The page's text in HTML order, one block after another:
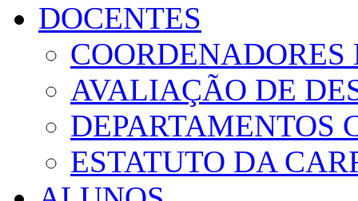
DOCENTES
AVALIAÇÃO DE
DEPARTAMENTOS
ESTATUTO DA